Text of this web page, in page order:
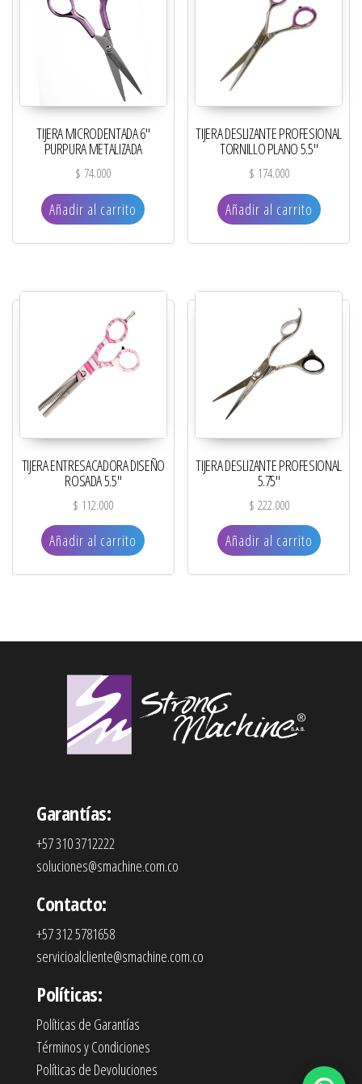
TIJERA MICRODENTADA 6″
PURPURA METALIZADA
$ 74.000
Añadir al carrito
TIJERA DESLIZANTE PROFESIONAL
TORNILLO PLANO 5.5″
$ 174.000
Añadir al carrito
TIJERA ENTRESACADORA DISEÑO
ROSADA 5.5″
$ 112.000
Añadir al carrito
TIJERA DESLIZANTE PROFESIONAL
5.75″
$ 222.000
Añadir al carrito
Garantías:
+57 310 3712222
soluciones@smachine.com.co
Contacto:
+57 312 5781658
servicioalcliente@smachine.com.co
Políticas:
Políticas de Garantías
Términos y Condiciones
Políticas de Devoluciones